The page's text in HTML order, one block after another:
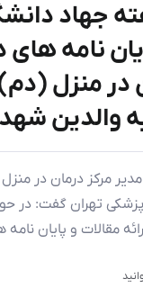
جهاد
نامه
والدین
مرکز درمان در
تهران گفت: در
مقالات و پایان